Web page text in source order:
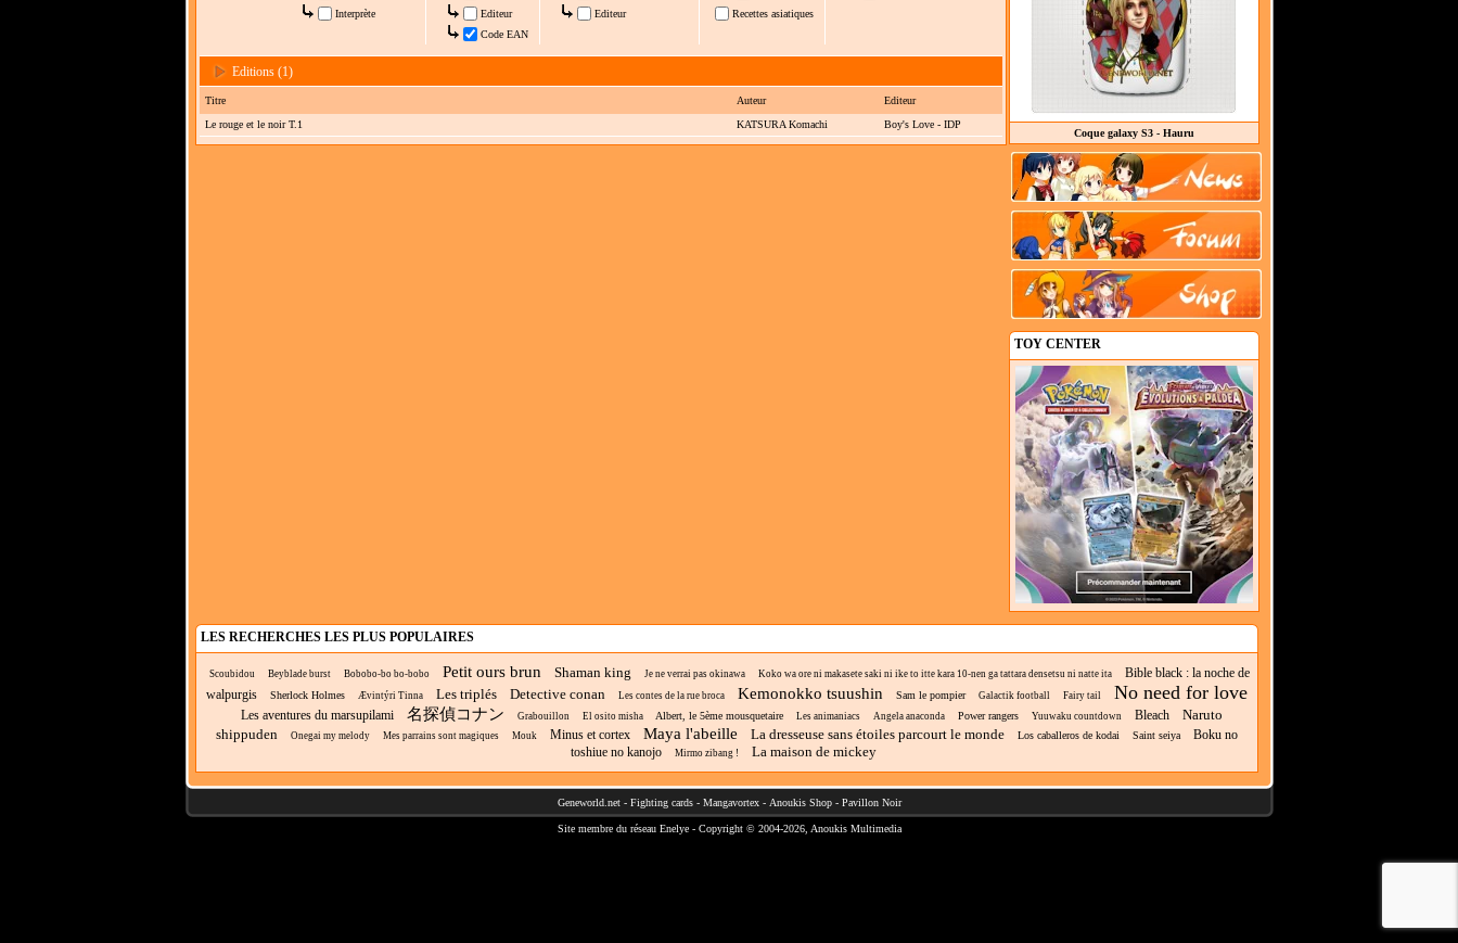
Interprète
Editeur
Code EAN
Editeur
Recettes asiatiques
Editions (1)
Titre Auteur
Editeur
Le rouge et le noir T.1
KATSURA Komachi Boy's Love - IDP
Coque galaxy S3 - Hauru
TOY CENTER
LES RECHERCHES LES PLUS POPULAIRES
Scoubidou Beyblade burst Bobobo-bo bo-bobo Petit ours brun Shaman king Je ne verrai pas okinawa Koko wa ore ni makasete saki ni ike to itte kara 10-nen ga tattara densetsu ni natte ita
Bible black : la noche de
walpurgis
Sherlock Holmes Ævintýri Tinna Les triplés Detective conan Les contes de la rue broca Kemonokko tsuushin Sam le pompier Galactik football Fairy tail No need for love
Les aventures du marsupilami 名探偵コナン Grabouillon El osito misha Albert, le 5ème mousquetaire Les animaniacs Angela anaconda Power rangers Yuuwaku countdown Bleach
Naruto
shippuden
Onegai my melody Mes parrains sont magiques Mouk Minus et cortex Maya l'abeille La dresseuse sans étoiles parcourt le monde Los caballeros de kodai Saint seiya
Boku no
toshiue no kanojo
Mirmo zibang ! La maison de mickey
Geneworld.net- Fighting cards- Mangavortex- Anoukis Shop- Pavillon Noir
Site membre du réseau Enelye- Copyright © 2004-2026, Anoukis Multimedia